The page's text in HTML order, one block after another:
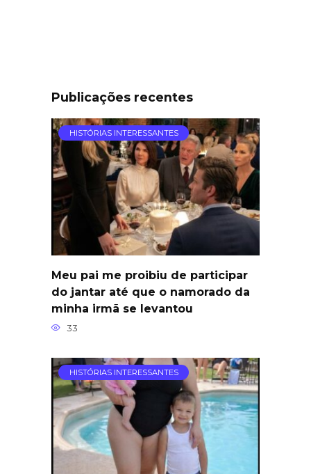
Publicações recentes
HISTÓRIAS INTERESSANTES
Meu pai me proibiu de participar
do jantar até que o namorado da
minha irmã se levantou
33
HISTÓRIAS INTERESSANTES